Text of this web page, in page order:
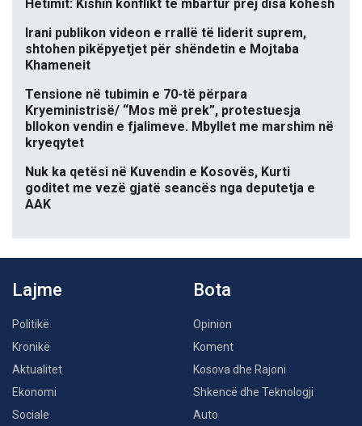
Hetimit: Kishin konflikt të mbartur prej disa kohësh
Irani publikon videon e rrallë të liderit suprem,
shtohen pikëpyetjet për shëndetin e Mojtaba
Khameneit
Tensione në tubimin e 70-të përpara
Kryeministrisë/ “Mos më prek”, protestuesja
bllokon vendin e fjalimeve. Mbyllet me marshim në
kryeqytet
Nuk ka qetësi në Kuvendin e Kosovës, Kurti
goditet me vezë gjatë seancës nga deputetja e
AAK
Lajme
Politikë
Kronikë
Aktualitet
Ekonomi
Sociale
Bota
Opinion
Koment
Kosova dhe Rajoni
Shkencë dhe Teknologji
Auto